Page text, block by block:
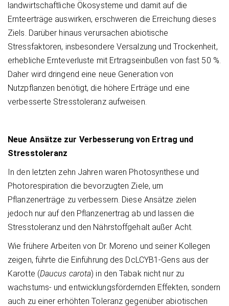
landwirtschaftliche Ökosysteme und damit auf die
Ernteerträge auswirken, erschweren die Erreichung dieses
Ziels. Darüber hinaus verursachen abiotische
Stressfaktoren, insbesondere Versalzung und Trockenheit,
erhebliche Ernteverluste mit Ertragseinbußen von fast 50 %.
Daher wird dringend eine neue Generation von
Nutzpflanzen benötigt, die höhere Erträge und eine
verbesserte Stresstoleranz aufweisen.
Neue Ansätze zur Verbesserung von Ertrag und
Stresstoleranz
In den letzten zehn Jahren waren Photosynthese und
Photorespiration die bevorzugten Ziele, um
Pflanzenerträge zu verbessern. Diese Ansätze zielen
jedoch nur auf den Pflanzenertrag ab und lassen die
Stresstoleranz und den Nährstoffgehalt außer Acht.
Wie frühere Arbeiten von Dr. Moreno und seiner Kollegen
zeigen, führte die Einführung des DcLCYB1-Gens aus der
Karotte (Daucus carota) in den Tabak nicht nur zu
wachstums- und entwicklungsfördernden Effekten, sondern
auch zu einer erhöhten Toleranz gegenüber abiotischen